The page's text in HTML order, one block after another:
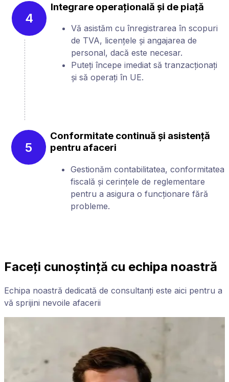
4
Integrare operațională și de piață
Vă asistăm cu înregistrarea în scopuri
de TVA, licențele și angajarea de
personal, dacă este necesar.
Puteți începe imediat să tranzacționați
și să operați în UE.
5
Conformitate continuă și asistență
pentru afaceri
Gestionăm contabilitatea, conformitatea
fiscală și cerințele de reglementare
pentru a asigura o funcționare fără
probleme.
Faceți cunoștință cu echipa noastră
Echipa noastră dedicată de consultanți este aici pentru a
vă sprijini nevoile afacerii